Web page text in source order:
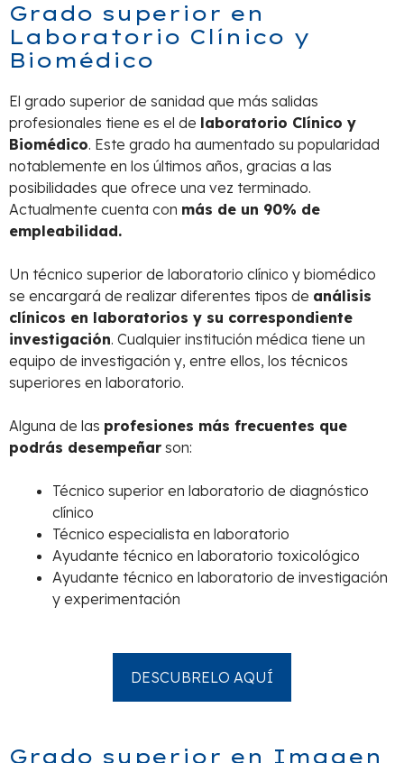
Grado superior en
Laboratorio Clínico y
Biomédico
El grado superior de sanidad que más salidas
profesionales tiene es el de laboratorio Clínico y
Biomédico. Este grado ha aumentado su popularidad
notablemente en los últimos años, gracias a las
posibilidades que ofrece una vez terminado.
Actualmente cuenta con más de un 90% de
empleabilidad.
Un técnico superior de laboratorio clínico y biomédico
se encargará de realizar diferentes tipos de análisis
clínicos en laboratorios y su correspondiente
investigación. Cualquier institución médica tiene un
equipo de investigación y, entre ellos, los técnicos
superiores en laboratorio.
Alguna de las profesiones más frecuentes que
podrás desempeñar son:
Técnico superior en laboratorio de diagnóstico
clínico
Técnico especialista en laboratorio
Ayudante técnico en laboratorio toxicológico
Ayudante técnico en laboratorio de investigación
y experimentación
DESCUBRELO AQUÍ
Grado superior en Imagen